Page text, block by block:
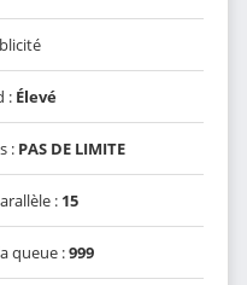
: Élevé
: PAS DE LIMITE
: 15
queue :999